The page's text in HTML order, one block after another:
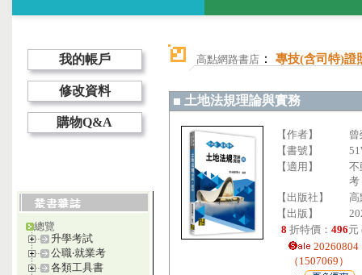
我的帳戶
修改資料
購物Q&A
總覽
升學考試
公職‧就業考
各類工具書
高點網路書店 ： 專技(含司特)證
土地法規理論與實務
【作者】
【書號】
【適用】
不
考
【出版社】
高
【出版】
8 折特價： 496元
（1507069）